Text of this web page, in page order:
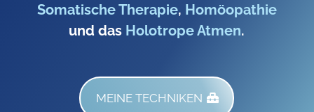
Somatische Therapie, Homöopathie
und das Holotrope Atmen.
MEINE TECHNIKEN